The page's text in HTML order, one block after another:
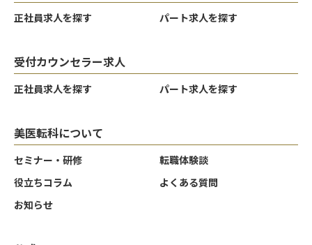
正社員求人を探す パート求人を探す
受付カウンセラー求人
正社員求人を探す パート求人を探す
美医転科について
セミナー・研修
転職体験談
役立ちコラム
よくある質問
お知らせ